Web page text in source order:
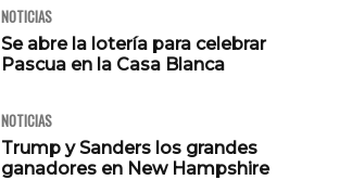
NOTICIAS
Se abre la lotería para celebrar
Pascua en la Casa Blanca
NOTICIAS
Trump y Sanders los grandes
ganadores en New Hampshire